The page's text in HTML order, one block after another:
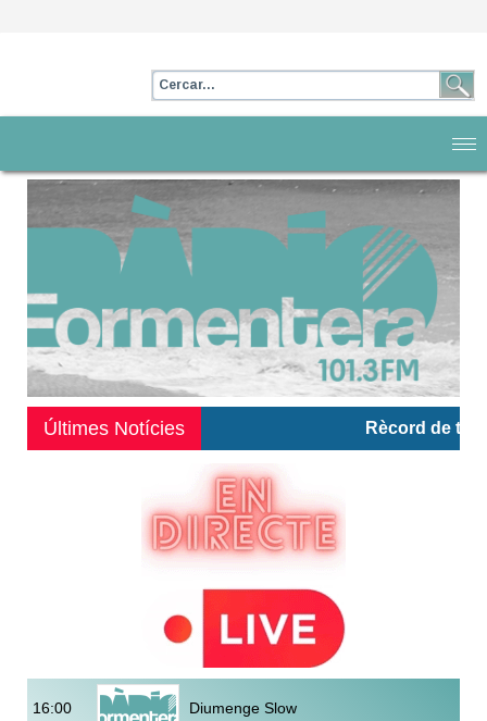
Últimes Notícies Rècord de
16:00 Diumenge Slow